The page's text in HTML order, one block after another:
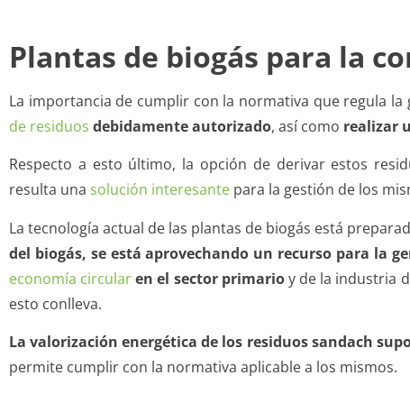
Plantas de biogás para la
La importancia de cumplir con la normativa que regula
de residuos debidamente autorizado, así como realizar
Respecto a esto último, la opción de derivar estos
resulta una solución interesante para la gestión de los
La tecnología actual de las plantas de biogás está
del biogás, se está aprovechando un recurso para la
economía circularen el sector primarioy de la industria
esto conlleva.
La valorización energética de los residuos sandach
permite cumplir con la normativa aplicable a los mismos.